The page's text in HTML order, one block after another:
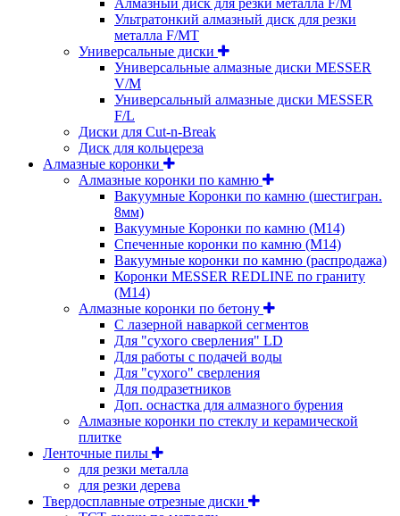
Ультратонкий алмазный диск для резки
металла F/MT
Универсальные диски
Универсальные алмазные диски MESSER
V/M
Универсальный алмазные диски MESSER
F/L
Диски для Cut-n-Break
Диск для кольцереза
Алмазные коронки
Алмазные коронки по камню
Вакуумные Коронки по камню (шестигран.
8мм)
Вакуумные Коронки по камню (M14)
Спеченные коронки по камню (M14)
Вакуумные коронки по камню (распродажа)
Коронки MESSER REDLINE по граниту
(М14)
Алмазные коронки по бетону
С лазерной наваркой сегментов
Для "сухого сверления" LD
Для работы с подачей воды
Для "сухого" сверления
Для подразетников
Доп. оснастка для алмазного бурения
Алмазные коронки по стеклу и керамической
плитке
Ленточные пилы
для резки металла
для резки дерева
Твердосплавные отрезные диски